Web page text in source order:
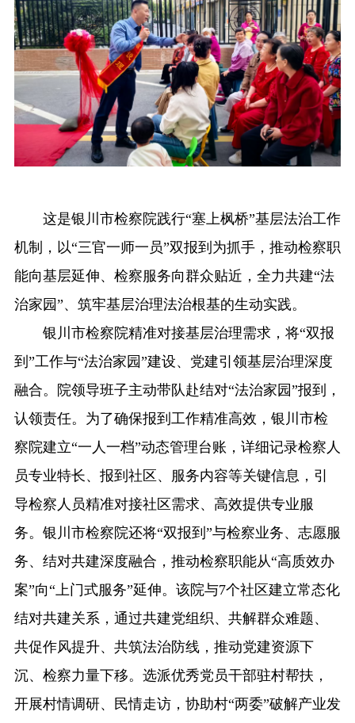
这是银川市检察院践行“塞上枫桥”基层法治工作
机制，以“三官一师一员”双报到为抓手，推动检察职
能向基层延伸、检察服务向群众贴近，全力共建“法
治家园”、筑牢基层治理法治根基的生动实践。
银川市检察院精准对接基层治理需求，将“双报
到”工作与“法治家园”建设、党建引领基层治理深度
融合。院领导班子主动带队赴结对“法治家园”报到，
认领责任。为了确保报到工作精准高效，银川市检
察院建立“一人一档”动态管理台账，详细记录检察人
员专业特长、报到社区、服务内容等关键信息，引
导检察人员精准对接社区需求、高效提供专业服
务。银川市检察院还将“双报到”与检察业务、志愿服
务、结对共建深度融合，推动检察职能从“高质效办
案”向“上门式服务”延伸。该院与7个社区建立常态化
结对共建关系，通过共建党组织、共解群众难题、
共促作风提升、共筑法治防线，推动党建资源下
沉、检察力量下移。选派优秀党员干部驻村帮扶，
开展村情调研、民情走访，协助村“两委”破解产业发